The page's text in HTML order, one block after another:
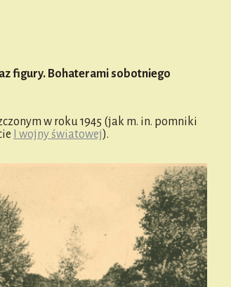
figury. Bohaterami sobotniego
w roku 1945 (jak m. in. pomniki
I wojny światowej).